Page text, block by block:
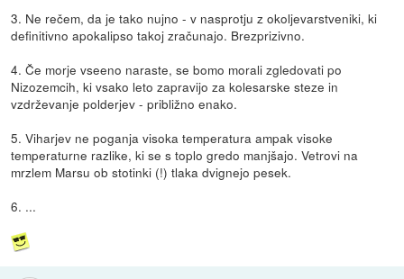
3. Ne rečem, da je tako nujno - v nasprotju z okoljevarstveniki, ki
definitivno apokalipso takoj zračunajo. Brezprizivno.
4. Če morje vseeno naraste, se bomo morali zgledovati po
Nizozemcih, ki vsako leto zapravijo za kolesarske steze in
vzdrževanje polderjev - približno enako.
5. Viharjev ne poganja visoka temperatura ampak visoke
temperaturne razlike, ki se s toplo gredo manjšajo. Vetrovi na
mrzlem Marsu ob stotinki (!) tlaka dvignejo pesek.
6. ...